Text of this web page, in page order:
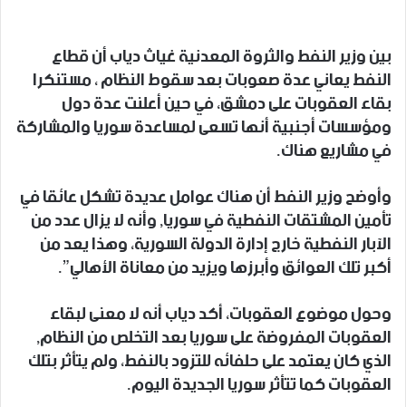
بين وزير النفط والثروة المعدنية غياث دياب أن قطاع
النفط يعاني عدة صعوبات بعد سقوط النظام ، مستنكرا
بقاء العقوبات على دمشق، في حين أعلنت عدة دول
ومؤسسات أجنبية أنها تسعى لمساعدة سوريا والمشاركة
في مشاريع هناك.
وأوضح وزير النفط أن هناك عوامل عديدة تشكل عائقا في
تأمين المشتقات النفطية في سوريا, وأنه لا يزال عدد من
الآبار النفطية خارج إدارة الدولة السورية، وهذا يعد من
أكبر تلك العوائق وأبرزها ويزيد من معاناة الأهالي”.
وحول موضوع العقوبات، أكد دياب أنه لا معنى لبقاء
العقوبات المفروضة على سوريا بعد التخلص من النظام,
الذي كان يعتمد على حلفائه للتزود بالنفط، ولم يتأثر بتلك
العقوبات كما تتأثر سوريا الجديدة اليوم.